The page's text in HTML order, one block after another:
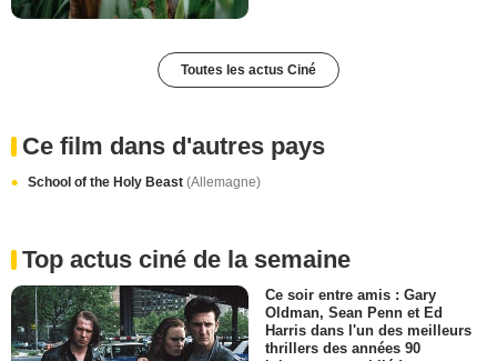
Toutes les actus Ciné
Ce film dans d'autres pays
School of the Holy Beast (Allemagne)
Top actus ciné de la semaine
Ce soir entre amis : Gary
Oldman, Sean Penn et Ed
Harris dans l'un des meilleurs
thrillers des années 90